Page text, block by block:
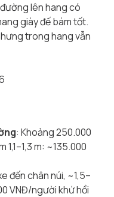
lên hang có
giày đế bám tốt.
trong hang vẫn
: Khoảng 250.000
m: ~135.000
đến chân núi, ~1,5–
VNĐ/người khứ hồi